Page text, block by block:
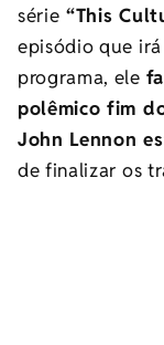
série “This
episódio que
programa, ele
polêmico fim
John Lennon
de finalizar os